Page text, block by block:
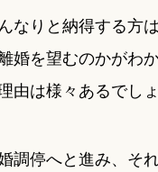
なりと納得する方
婚を望むのかがわ
は様々あるでしょ
調停へと進み、そ